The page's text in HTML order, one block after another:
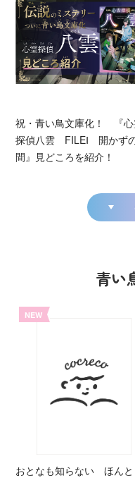
祝・青い鳥文庫化！ 『
探偵八雲 FILEⅠ 開かず
間』見どころを紹介！
青い
NEW
おとなも知らない ほんと